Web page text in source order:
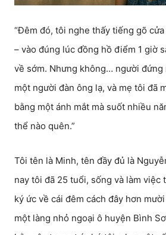
“Đêm đó, tôi nghe thấy tiếng gõ
– vào đúng lúc đồng hồ điểm 1 giờ
về sớm. Nhưng không… người đứng
một người đàn ông lạ, và mẹ tôi đã
bằng một ánh mắt mà suốt nhiều
thể nào quên.”
Tôi tên là Minh, tên đầy đủ là
nay tôi đã 25 tuổi, sống và làm việc
ký ức về cái đêm cách đây hơn
một làng nhỏ ngoại ô huyện Bình